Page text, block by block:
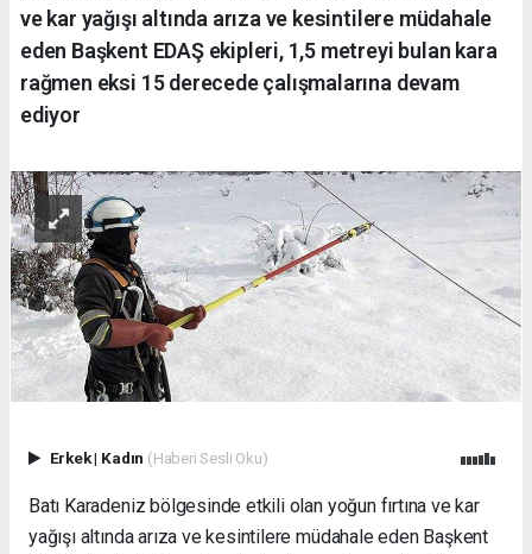
ve kar yağışı altında arıza ve kesintilere müdahale
eden Başkent EDAŞ ekipleri, 1,5 metreyi bulan kara
rağmen eksi 15 derecede çalışmalarına devam
ediyor
Erkek| Kadın (Haberi Sesli Oku)
Batı Karadeniz bölgesinde etkili olan yoğun fırtına ve kar
yağışı altında arıza ve kesintilere müdahale eden Başkent